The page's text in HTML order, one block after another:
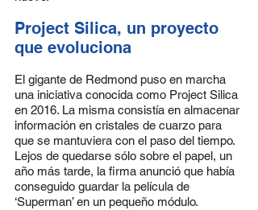
Project Silica, un proyecto
que evoluciona
El gigante de Redmond puso en marcha
una iniciativa conocida como Project Silica
en 2016. La misma consistía en almacenar
información en cristales de cuarzo para
que se mantuviera con el paso del tiempo.
Lejos de quedarse sólo sobre el papel, un
año más tarde, la firma anunció que había
conseguido guardar la película de
‘Superman’ en un pequeño módulo.